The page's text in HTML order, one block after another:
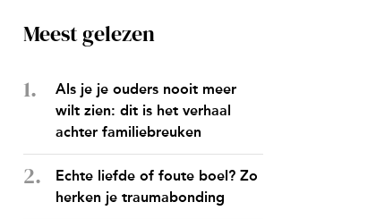
Meest gelezen
Als je je ouders nooit meer
wilt zien: dit is het verhaal
achter familiebreuken
Echte liefde of foute boel? Zo
herken je traumabonding